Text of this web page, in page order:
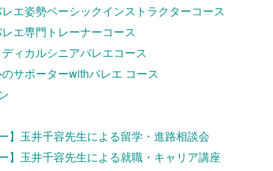
レエ姿勢ベーシックインストラクターコース
レエ専門トレーナーコース
ディカルシニアバレエコース
のサポーターwithバレエ コース
リアコース】ライフ&ワーク
】玉井千容先生による留学・進路相談会
】玉井千容先生による就職・キャリア講座